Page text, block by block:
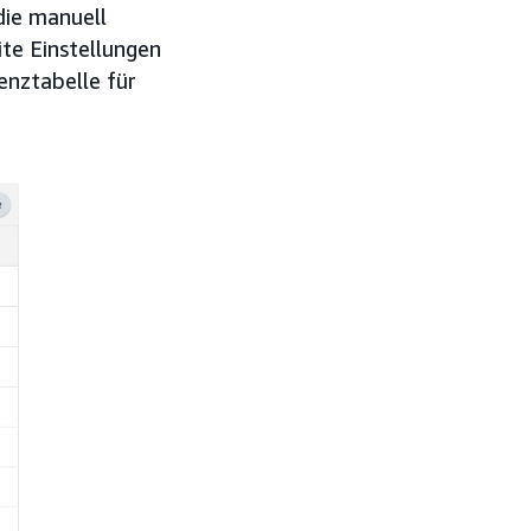
manuell
Einstellungen
für